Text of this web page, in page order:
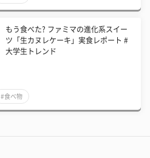
もう食べた? ファミマの進化系スイー
ツ「生カヌレケーキ」実食レポート #
大学生トレンド
#食べ物